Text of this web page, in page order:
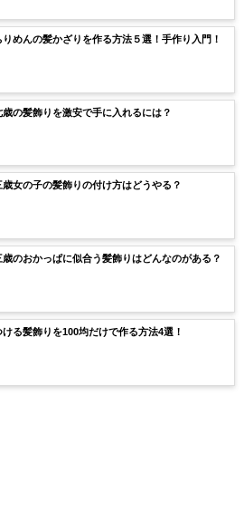
めんの髪かざりを作る方法５選！手作り入門！
の髪飾りを激安で手に入れるには？
女の子の髪飾りの付け方はどうやる？
のおかっぱに似合う髪飾りはどんなのがある？
る髪飾りを100均だけで作る方法4選！